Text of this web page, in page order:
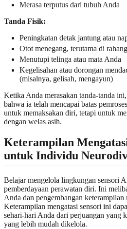
Merasa terputus dari tubuh Anda
Tanda Fisik:
Peningkatan detak jantung atau
Otot menegang, terutama di
Menutupi telinga atau mata Anda
Kegelisahan atau dorongan
(misalnya, gelisah, mengayun)
Ketika Anda merasakan tanda-tanda
bahwa ia telah mencapai batas
untuk memaksakan diri, tetapi untuk
dengan welas asih.
Keterampilan
untuk Individu
Belajar mengelola lingkungan sensori
pemberdayaan perawatan diri. Ini
Anda dan pengembangan keterampilan
Keterampilan mengatasi sensori ini
sehari-hari Anda dari perjuangan yang
yang lebih mudah dikelola.